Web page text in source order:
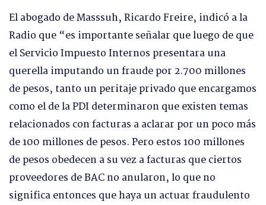
El abogado de Masssuh, Ricardo Freire, indicó a la
Radio que “es importante señalar que luego de que
el Servicio Impuesto Internos presentara una
querella imputando un fraude por 2.700 millones
de pesos, tanto un peritaje privado que encargamos
como el de la PDI determinaron que existen temas
relacionados con facturas a aclarar por un poco más
de 100 millones de pesos. Pero estos 100 millones
de pesos obedecen a su vez a facturas que ciertos
proveedores de BAC no anularon, lo que no
significa entonces que haya un actuar fraudulento